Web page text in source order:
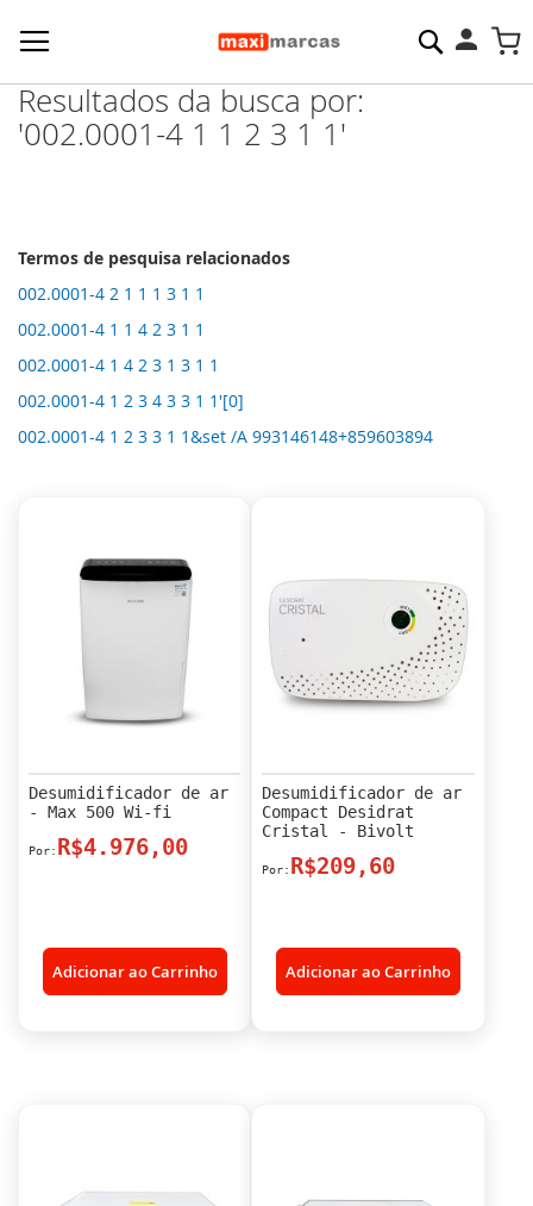
Pesquisa
Resultados da busca por:
'002.0001-4 1 1 2 3 1 1'
Termos de pesquisa relacionados
002.0001-4 2 1 1 1 3 1 1
002.0001-4 1 1 4 2 3 1 1
002.0001-4 1 4 2 3 1 3 1 1
002.0001-4 1 2 3 4 3 3 1 1'[0]
002.0001-4 1 2 3 3 1 1&set /A 993146148+859603894
Desumidificador de ar
- Max 500 Wi-fi
R$4.976,00
Adicionar ao Carrinho
Desumidificador de ar
Compact Desidrat
Cristal - Bivolt
R$209,60
Adicionar ao Carrinho